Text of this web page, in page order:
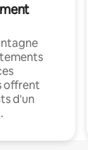
offrent
d'un